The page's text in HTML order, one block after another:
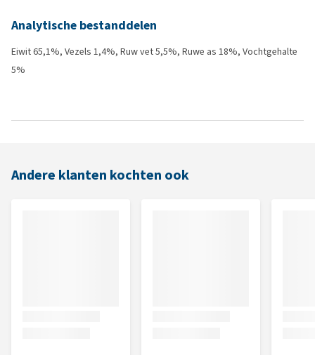
Analytische bestanddelen
Eiwit 65,1%, Vezels 1,4%, Ruw vet 5,5%, Ruwe as 18%, Vochtgehalte
5%
Andere klanten kochten ook